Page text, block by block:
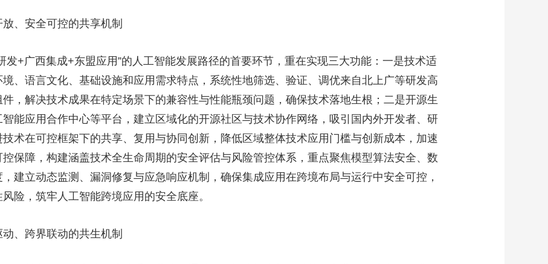
、安全可控的共享机制
发+广西集成+东盟应用”的人工智能发展路径的首要环节，重在实现三大功能：一是技术适
、语言文化、基础设施和应用需求特点，系统性地筛选、验证、调优来自北上广等研发高
，解决技术成果在特定场景下的兼容性与性能瓶颈问题，确保技术落地生根；二是开源生
能应用合作中心等平台，建立区域化的开源社区与技术协作网络，吸引国内外开发者、研
术在可控框架下的共享、复用与协同创新，降低区域整体技术应用门槛与创新成本，加速
保障，构建涵盖技术全生命周期的安全评估与风险管控体系，重点聚焦模型算法安全、数
建立动态监测、漏洞修复与应急响应机制，确保集成应用在跨境布局与运行中安全可控，
险，筑牢人工智能跨境应用的安全底座。
、跨界联动的共生机制